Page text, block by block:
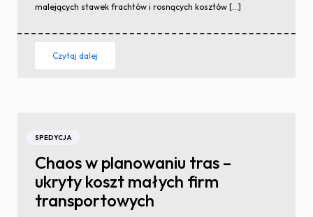
malejących stawek frachtów i rosnących kosztów […]
Czytaj dalej
SPEDYCJA
Chaos w planowaniu tras –
ukryty koszt małych firm
transportowych